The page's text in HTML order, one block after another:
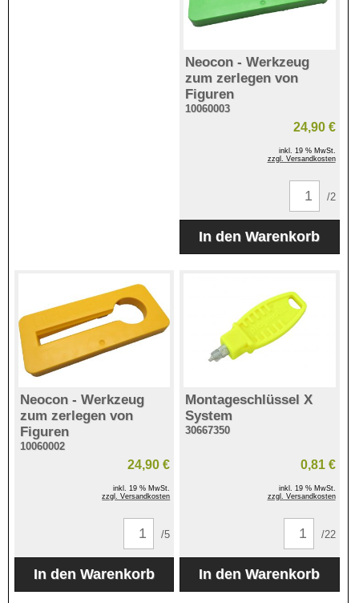
Neocon - Werkzeug
zum zerlegen von
Figuren
10060003
24,90 €
inkl. 19 % MwSt.
zzgl. Versandkosten
/2
Neocon - Werkzeug
zum zerlegen von
Figuren
10060002
24,90 €
inkl. 19 % MwSt.
zzgl. Versandkosten
/5
Montageschlüssel X
System
30667350
0,81 €
inkl. 19 % MwSt.
zzgl. Versandkosten
/22